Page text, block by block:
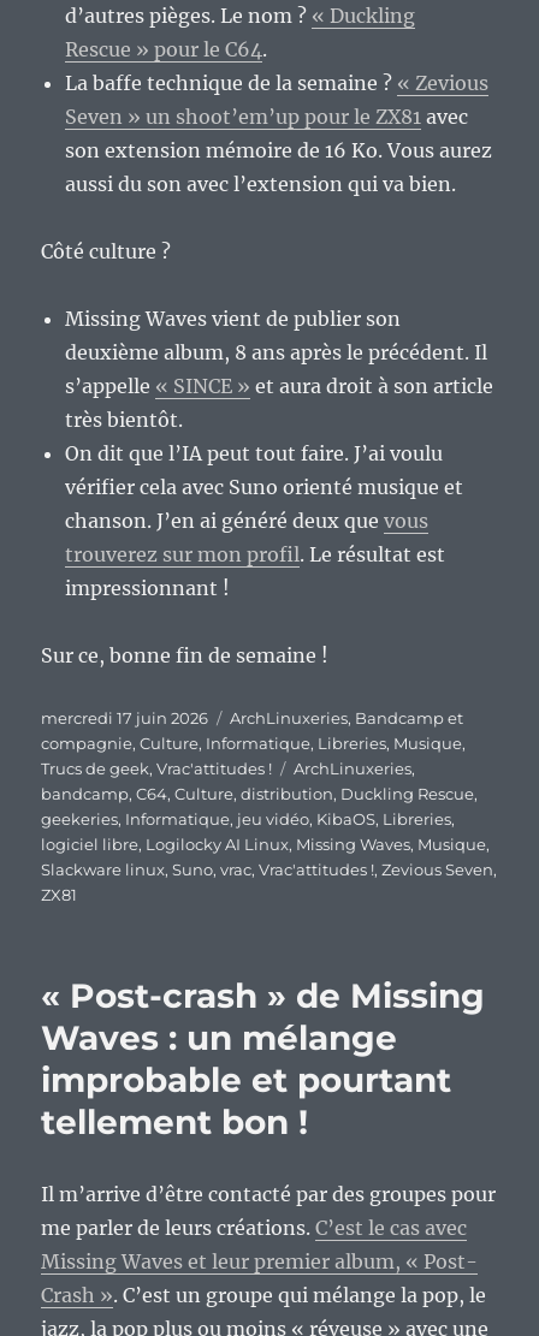
d’autres pièges. Le nom ? « Duckling
Rescue » pour le C64.
La baffe technique de la semaine ? « Zevious
Seven » un shoot’em’up pour le ZX81 avec
son extension mémoire de 16 Ko. Vous aurez
aussi du son avec l’extension qui va bien.
Côté culture ?
Missing Waves vient de publier son
deuxième album, 8 ans après le précédent. Il
s’appelle « SINCE » et aura droit à son article
très bientôt.
On dit que l’IA peut tout faire. J’ai voulu
vérifier cela avec Suno orienté musique et
chanson. J’en ai généré deux quevous
trouverez sur mon profil. Le résultat est
impressionnant !
Sur ce, bonne fin de semaine !
Publié
le
mercredi 17 juin 2026 Catégories
ArchLinuxeries, Bandcamp et
compagnie,Culture, Informatique, Libreries, Musique,
Trucs de geek,Vrac'attitudes ! Étiquettes
ArchLinuxeries,
bandcamp,C64,Culture,distribution, Duckling Rescue,
geekeries, Informatique, jeu vidéo, KibaOS, Libreries,
logiciel libre, Logilocky AI Linux, Missing Waves, Musique,
Slackware linux,Suno,vrac,Vrac'attitudes !,Zevious Seven,
ZX81
« Post-crash » de Missing
Waves : un mélange
improbable et pourtant
tellement bon !
Il m’arrive d’être contacté par des groupes pour
me parler de leurs créations.C’est le cas avec
Missing Waves et leur premier album, « Post-
Crash ». C’est un groupe qui mélange la pop, le
jazz, la pop plus ou moins « réveuse » avec une